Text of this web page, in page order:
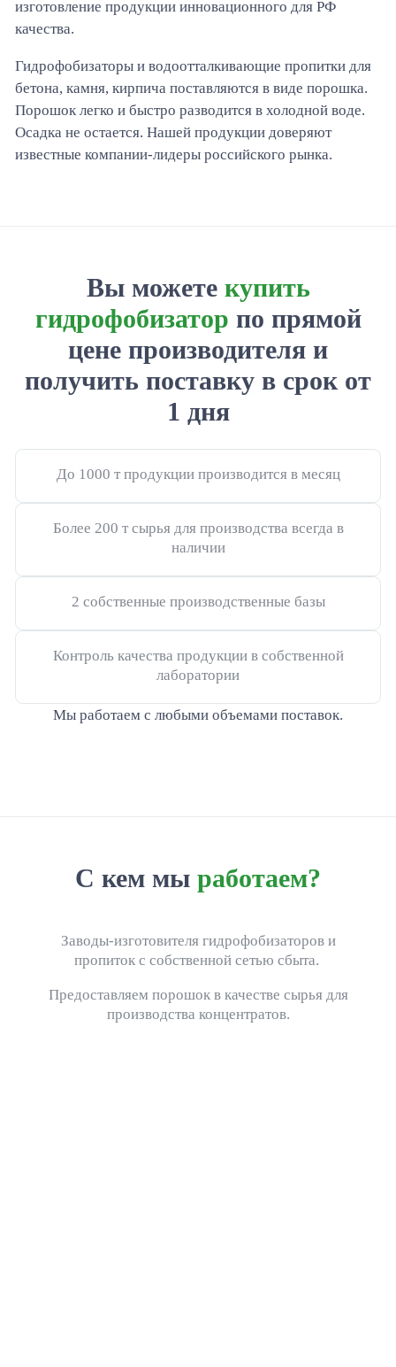
Огнебиозащита Ligera Ceramic BIO
Литиевая пропитка PROLIT
Финишные лаки
Пропитка упрочнитель PROSIL
Силикатные растворы
Гидрофобизирующая кремнийорганическая
Ингибирующая добавка HISOL HC
Сухие кольматирующие составы COLMIX
Изолирующие составы для продуктивных пластов
Метасиликат натрия и калия Silex
Сухие порошки для производства жидкого стекла
Химия для производства СМС
Сорбенты и стабилизаторы грунта
Ремонт бетонных промышленных полов
Фрезеровка бетона и бетонного пола
изготовление продукции инновационного для РФ
качества.
Гидрофобизаторы и водоотталкивающие пропитки для
бетона, камня, кирпича поставляются в виде порошка.
Порошок легко и быстро разводится в холодной воде.
Осадка не остается. Нашей продукции доверяют
известные компании-лидеры российского рынка.
Вы можете купить
гидрофобизатор по прямой
цене производителя и
получить поставку в срок от
1 дня
До 1000 т продукции производится в месяц
Более 200 т сырья для производства всегда в
наличии
2 собственные производственные базы
Контроль качества продукции в собственной
лаборатории
Мы работаем с любыми объемами поставок.
С кем мы работаем?
Заводы-изготовителя гидрофобизаторов и
пропиток с собственной сетью сбыта.
Предоставляем порошок в качестве сырья для
производства концентратов.